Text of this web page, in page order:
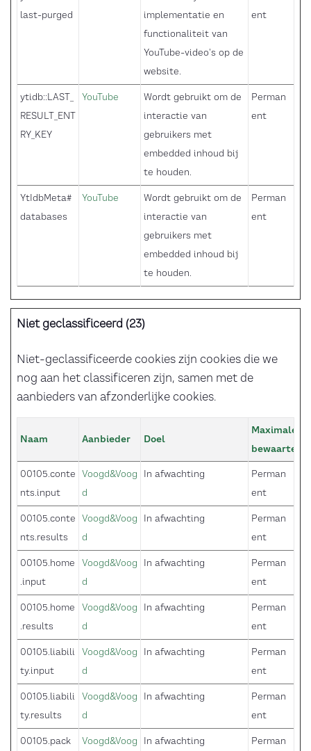
last-purged
implementatie en
functionaliteit van
YouTube-video's op de
website.
ent
ytidb::LAST_
RESULT_ENT
RY_KEY
YouTube
Wordt gebruikt om de
interactie van
gebruikers met
embedded inhoud bij
te houden.
Perman
ent
YtIdbMeta#
databases
YouTube
Wordt gebruikt om de
interactie van
gebruikers met
embedded inhoud bij
te houden.
Perman
ent
Niet geclassificeerd (23)
Niet-geclassificeerde cookies zijn cookies die we
nog aan het classificeren zijn, samen met de
aanbieders van afzonderlijke cookies.
Naam Aanbieder Doel
Maximale
00105.conte
nts.input
Voogd&Voog
d
In afwachting
Perman
ent
00105.conte
nts.results
Voogd&Voog
d
In afwachting
Perman
ent
00105.home
.input
Voogd&Voog
d
In afwachting
Perman
ent
00105.home
.results
Voogd&Voog
d
In afwachting
Perman
ent
00105.liabili
ty.input
Voogd&Voog
d
In afwachting
Perman
ent
00105.liabili
ty.results
Voogd&Voog
d
In afwachting
Perman
ent
00105.pack
Voogd&Voog In afwachting
Perman